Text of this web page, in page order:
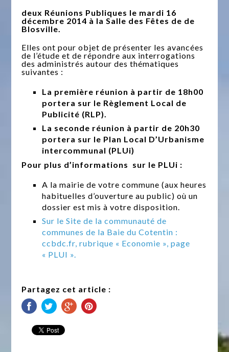
deux Réunions Publiques le mardi 16
décembre 2014 à la Salle des Fêtes de de
Blosville.
Elles ont pour objet de présenter les avancées
de l’étude et de répondre aux interrogations
des administrés autour des thématiques
suivantes :
La première réunion à partir de 18h00
portera sur le Règlement Local de
Publicité (RLP).
La seconde réunion à partir de 20h30
portera sur le Plan Local D’Urbanisme
intercommunal (PLUi)
Pour plus d’informations sur le PLUi :
A la mairie de votre commune (aux heures
habituelles d’ouverture au public) où un
dossier est mis à votre disposition.
Sur le Site de la communauté de
communes de la Baie du Cotentin :
ccbdc.fr, rubrique « Economie », page
« PLUI ».
Partagez cet article :